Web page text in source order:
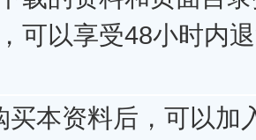
可以享受48小时内
买本资料后，可以加